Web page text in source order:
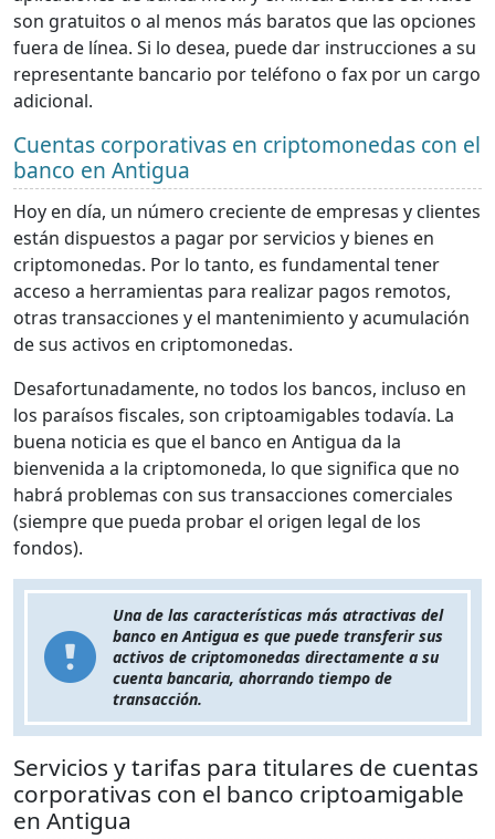
son gratuitos o al menos más baratos que las opciones
fuera de línea. Si lo desea, puede dar instrucciones a su
representante bancario por teléfono o fax por un cargo
adicional.
Cuentas corporativas en criptomonedas con el
banco en Antigua
Hoy en día, un número creciente de empresas y clientes
están dispuestos a pagar por servicios y bienes en
criptomonedas. Por lo tanto, es fundamental tener
acceso a herramientas para realizar pagos remotos,
otras transacciones y el mantenimiento y acumulación
de sus activos en criptomonedas.
Desafortunadamente, no todos los bancos, incluso en
los paraísos fiscales, son criptoamigables todavía. La
buena noticia es que el banco en Antigua da la
bienvenida a la criptomoneda, lo que significa que no
habrá problemas con sus transacciones comerciales
(siempre que pueda probar el origen legal de los
fondos).
Una de las características más atractivas del
banco en Antigua es que puede transferir sus
activos de criptomonedas directamente a su
cuenta bancaria, ahorrando tiempo de
transacción.
Servicios y tarifas para titulares de cuentas
corporativas con el banco criptoamigable
en Antigua